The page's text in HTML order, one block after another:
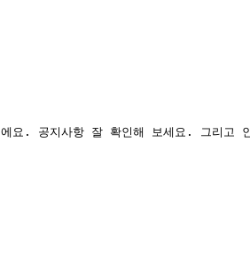
요. 공지사항 잘 확인해 보세요. 그리고